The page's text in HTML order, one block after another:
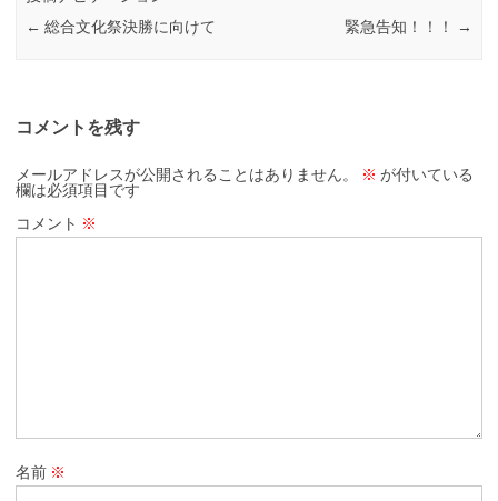
← 総合文化祭決勝に向けて 緊急告知！！！ →
コメントを残す
メールアドレスが公開されることはありません。 ※ が付いている
欄は必須項目です
コメント ※
名前 ※